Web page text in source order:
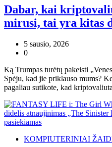
Dabar, kai
mirusi, tai yra kitas
5 sausio, 2026
0
Ką Trumpas turėtų pakeisti
Spėju, kad jie priklauso mums?
pagaliau sutikote, kad
KOMPIUTERINIAI